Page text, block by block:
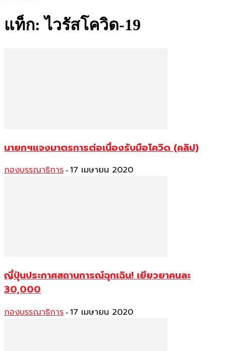
แท็ก: ไวรัสโควิด-19
นายกฯแจงมาตรการต่อเนื่องรับมือโควิด (คลิป)
กองบรรณาธิการ - 17 เมษายน 2020
ญี่ปุ่นประกาศสถานการณ์ฉุกเฉิน! เยียวยาคนละ
30,000
กองบรรณาธิการ - 17 เมษายน 2020